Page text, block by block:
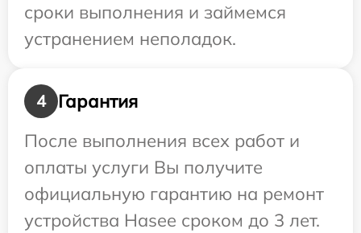
сроки выполнения и займемся
устранением неполадок.
4
Гарантия
После выполнения всех работ и
оплаты услуги Вы получите
официальную гарантию на ремонт
устройства Hasee сроком до 3 лет.